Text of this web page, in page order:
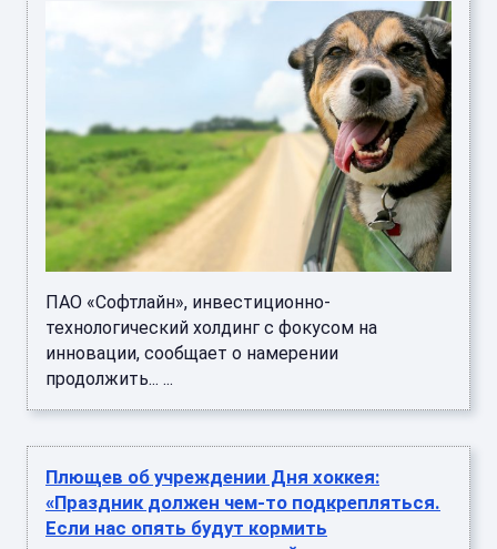
ПАО «Софтлайн», инвестиционно-
технологический холдинг с фокусом на
инновации, сообщает о намерении
продолжить... ...
Плющев об учреждении Дня хоккея:
«Праздник должен чем-то подкрепляться.
Если нас опять будут кормить